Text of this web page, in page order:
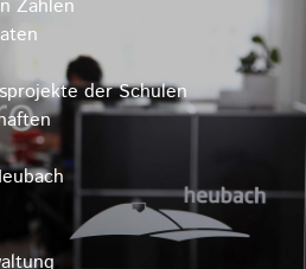
Zahlen
der Schulen